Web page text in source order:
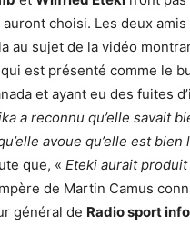
choisi. Les deux
au sujet de la vidéo
est présenté comme le
et ayant eu des fuites
a reconnu qu’elle savait
avoue qu’elle est
que, « Eteki aurait
de Martin Camus
général de Radio sport